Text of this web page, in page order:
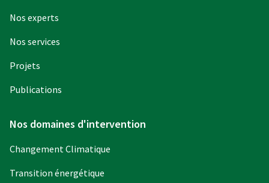
Nos experts
Nos services
Projets
Publications
Nos domaines d'intervention
Changement Climatique
Transition énergétique